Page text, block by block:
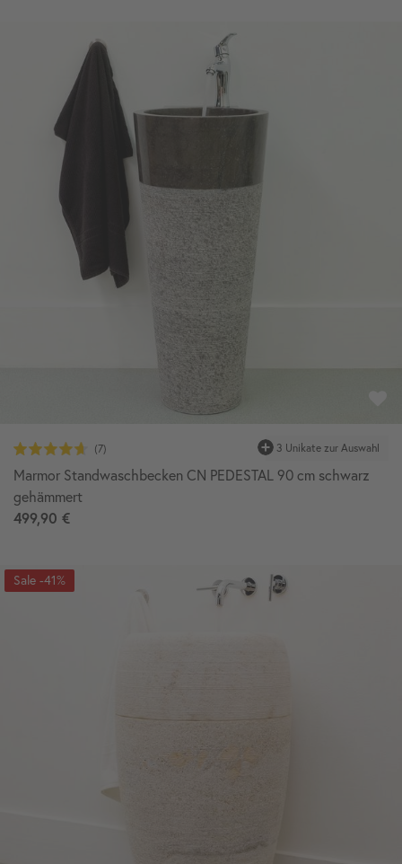
Marmor Standwaschbecken CN PEDESTAL 90 cm schwarz
gehämmert
499,90 €
-41%